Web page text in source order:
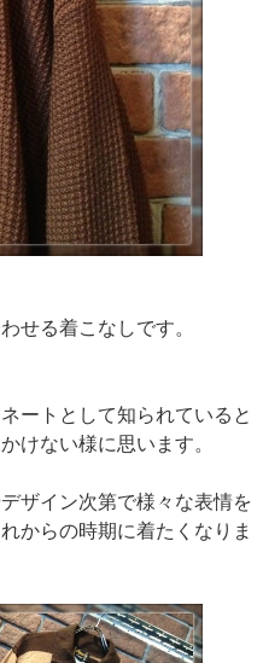
せる着こなしです。
ートとして知られていると
けない様に思います。
ザイン次第で様々な表情を
からの時期に着たくなりま